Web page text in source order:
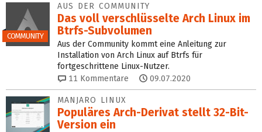
COMMUNITY
AUS DER COMMUNITY
Das voll verschlüsselte Arch Linux im
Btrfs-Subvolumen
Aus der Community kommt eine Anleitung zur
Installation von Arch Linux auf Btrfs für
fortgeschrittene Linux-Nutzer.
11 Kommentare 09.07.2020
MANJARO LINUX
Populäres Arch-Derivat stellt 32-Bit-
Version ein